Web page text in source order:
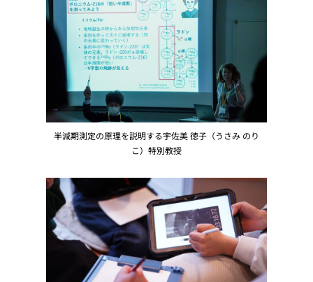
半減期測定の原理を説明する宇佐美 徳子（うさみ のり
こ）特別教授